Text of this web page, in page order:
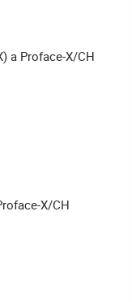
a Proface-X/CH
X/CH